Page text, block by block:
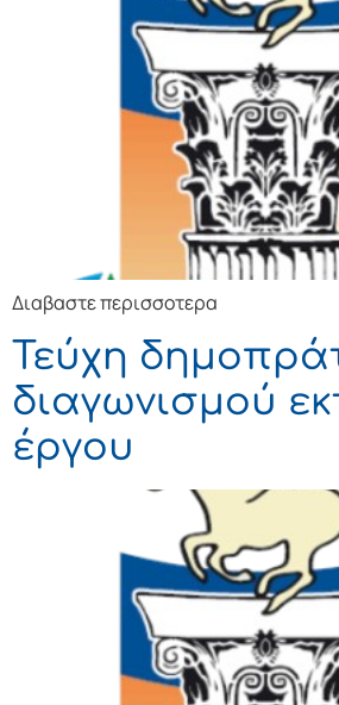
Διαβαστε περισσοτερα
Τεύχη
διαγωνισμού
έργου